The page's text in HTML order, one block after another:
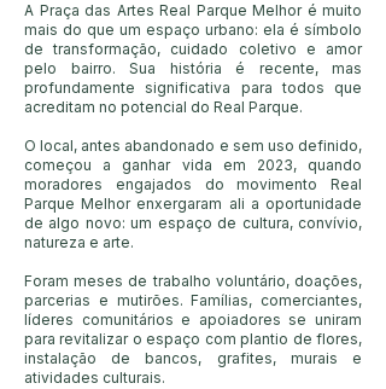
​A Praça das Artes Real Parque Melhor é muito
mais do que um espaço urbano: ela é símbolo
de transformação, cuidado coletivo e amor
pelo bairro. Sua história é recente, mas
profundamente significativa para todos que
acreditam no potencial do Real Parque.
O local, antes abandonado e sem uso definido,
começou a ganhar vida em 2023, quando
moradores engajados do movimento Real
Parque Melhor enxergaram ali a oportunidade
de algo novo: um espaço de cultura, convívio,
natureza e arte.
Foram meses de trabalho voluntário, doações,
parcerias e mutirões. Famílias, comerciantes,
líderes comunitários e apoiadores se uniram
para revitalizar o espaço com plantio de flores,
instalação de bancos, grafites, murais e
atividades culturais.